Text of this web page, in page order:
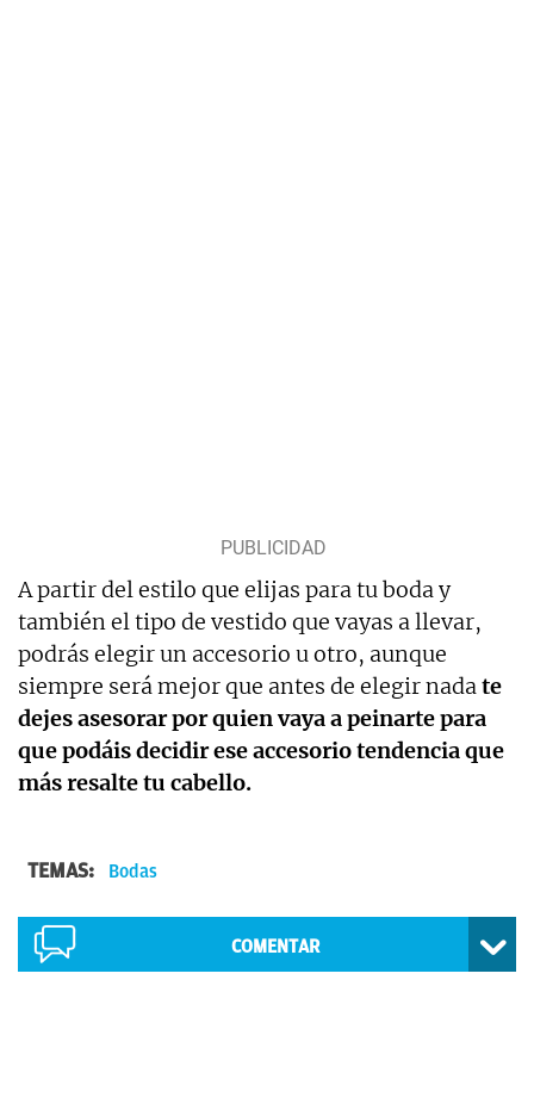
A partir del estilo que elijas para tu boda y
también el tipo de vestido que vayas a llevar,
podrás elegir un accesorio u otro, aunque
siempre será mejor que antes de elegir nadate
dejes asesorar por quien vaya a peinarte para
que podáis decidir ese accesorio tendencia que
más resalte tu cabello.
TEMAS: Bodas
COMENTAR